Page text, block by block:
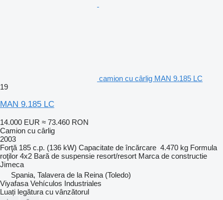
camion cu cârlig MAN 9.185 LC
19
MAN 9.185 LC
14.000 EUR ≈ 73.460 RON
Camion cu cârlig
2003
Forţă 185 c.p. (136 kW) Capacitate de încărcare 4.470 kg Formula
roţilor 4x2 Bară de suspensie resort/resort Marca de constructie
Jimeca
Spania, Talavera de la Reina (Toledo)
Viyafasa Vehículos Industriales
Luați legătura cu vânzătorul